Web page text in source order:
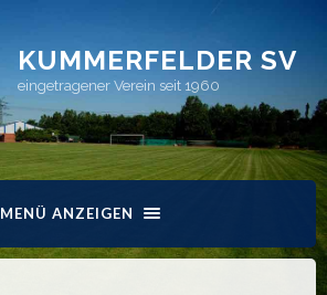
KUMMERFELDER SV
eingetragener Verein seit 1960
MENÜ ANZEIGEN